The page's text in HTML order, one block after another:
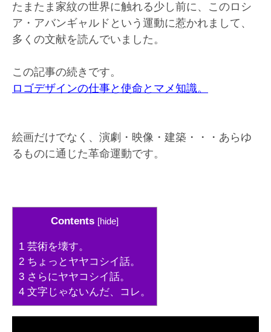
たまたま家紋の世界に触れる少し前に、このロシ
ア・アバンギャルドという運動に惹かれまして、
多くの文献を読んでいました。
この記事の続きです。
ロゴデザインの仕事と使命とマメ知識。
絵画だけでなく、演劇・映像・建築・・・あらゆ
るものに通じた革命運動です。
Contents [hide]
1 芸術を壊す。
2 ちょっとヤヤコシイ話。
3 さらにヤヤコシイ話。
4 文字じゃないんだ、コレ。